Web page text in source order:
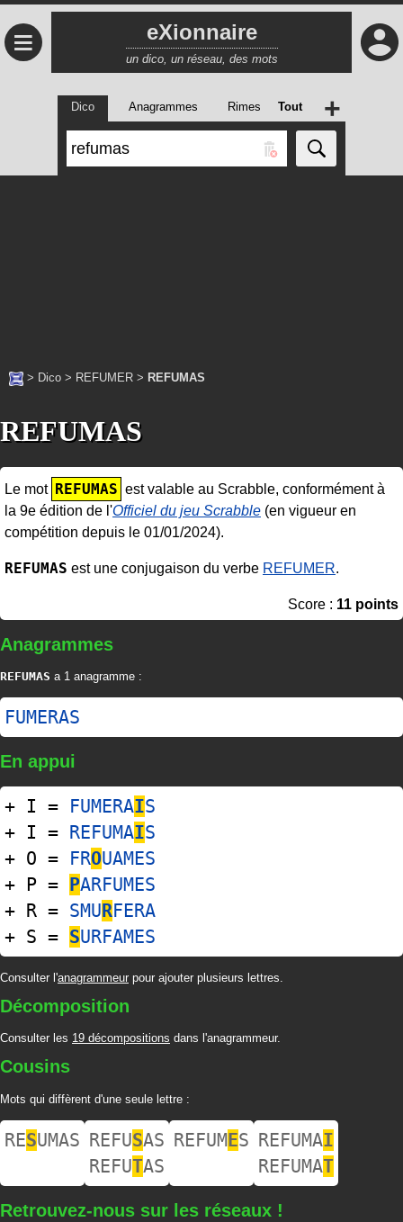
≡ eXionnaire
un dico, un réseau, des mots
Dico Anagrammes Rimes Tout +
> Dico > REFUMER > REFUMAS
REFUMAS
Le mot REFUMAS est valable au Scrabble, conformément à
la 9e édition de l'Officiel du jeu Scrabble (en vigueur en
compétition depuis le 01/01/2024).
REFUMAS est une conjugaison du verbe REFUMER.
Score : 11 points
Anagrammes
REFUMAS a 1 anagramme :
FUMERAS
En appui
+ I = FUMERAIS
+ I = REFUMAIS
+ O = FROUAMES
+ P = PARFUMES
+ R = SMURFERA
+ S = SURFAMES
Consulter l'anagrammeur pour ajouter plusieurs lettres.
Décomposition
Consulter les 19 décompositions dans l'anagrammeur.
Cousins
Mots qui diffèrent d'une seule lettre :
RESUMAS REFUSAS
REFUTAS
REFUMES REFUMAI
REFUMAT
Retrouvez-nous sur les réseaux !